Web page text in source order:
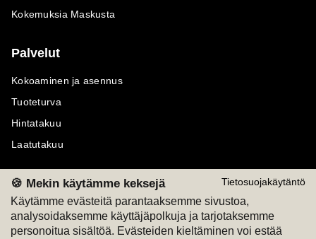
Tietosuojakäytäntö
🍪 Mekin käytämme keksejä
Käytämme evästeitä parantaaksemme sivustoa,
analysoidaksemme käyttäjäpolkuja ja tarjotaksemme
personoitua sisältöä. Evästeiden kieltäminen voi estää
Kokemuksia Maskusta
Palvelut
Kokoaminen ja asennus
Tuoteturva
Hintatakuu
Laatutakuu
Maksutavat Seuraa meitä